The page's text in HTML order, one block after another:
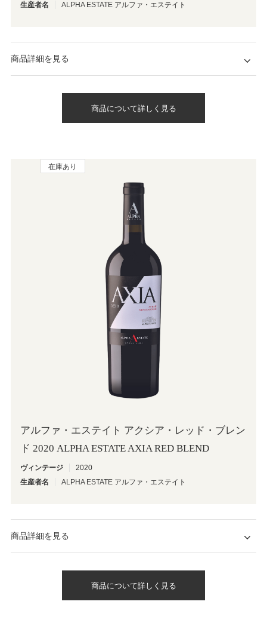
生産者名
ALPHA ESTATE アルファ・エステイト
商品詳細を見る
商品について詳しく見る
在庫あり
アルファ・エステイト アクシア・レッド・ブレン
ド 2020 ALPHA ESTATE AXIA RED BLEND
ヴィンテージ
2020
生産者名
ALPHA ESTATE アルファ・エステイト
商品詳細を見る
商品について詳しく見る